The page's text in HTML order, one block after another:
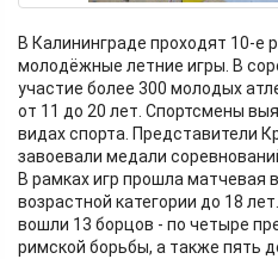
В Калининграде проходят 10-е
молодёжные летние игры. В
участие более 300 молодых
от 11 до 20 лет. Спортсмены
видах спорта. Представители
завоевали медали
В рамках игр прошла матчевая
возрастной категории до 18
вошли 13 борцов - по четыре
римской борьбы, а также пять